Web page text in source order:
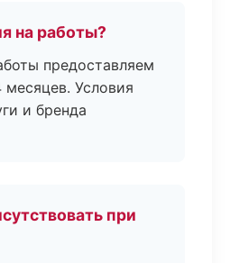
на работы?
предоставляем
Условия
и бренда
при